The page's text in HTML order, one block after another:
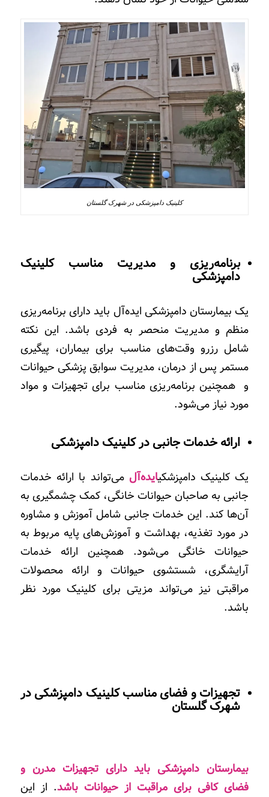
کلینیک دامپزشکی در شهرک گلستان
برنامه‌ریزی و مدیریت مناسب کلینیک
دامپزشکی
یک بیمارستان دامپزشکی ایده‌آل باید دارای برنامه‌ریزی
منظم و مدیریت منحصر به فردی باشد. این نکته
شامل رزرو وقت‌های مناسب برای بیماران، پیگیری
مستمر پس از درمان، مدیریت سوابق پزشکی حیوانات
و همچنین برنامه‌ریزی مناسب برای تجهیزات و مواد
مورد نیاز می‌شود.
ارائه خدمات جانبی درکلینیک دامپزشکی
یک کلینیک دامپزشکیایده‌آل می‌تواند با ارائه خدمات
جانبی به صاحبان حیوانات خانگی، کمک چشمگیری به
آن‌ها کند. این خدمات جانبی شامل آموزش و مشاوره
در مورد تغذیه، بهداشت و آموزش‌های پایه مربوط به
حیوانات خانگی می‌شود. همچنین ارائه خدمات
آرایشگری، شستشوی حیوانات و ارائه محصولات
مراقبتی نیز می‌تواند مزیتی برای کلینیک مورد نظر
باشد.
تجهیزات و فضای مناسب کلینیک دامپزشکی در
شهرک گلستان
بیمارستان دامپزشکی باید دارای تجهیزات مدرن و
فضای کافی برای مراقبت از حیوانات باشد. از این